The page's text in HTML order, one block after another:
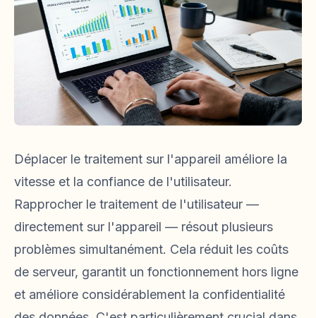
Déplacer le traitement sur l'appareil améliore la
vitesse et la confiance de l'utilisateur.
Rapprocher le traitement de l'utilisateur —
directement sur l'appareil — résout plusieurs
problèmes simultanément. Cela réduit les coûts
de serveur, garantit un fonctionnement hors ligne
et améliore considérablement la confidentialité